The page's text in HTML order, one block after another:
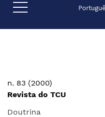
Ir para o menu de
Ir para o conteúdo principal
Ir para o rodapé Idioma
n. 83 (2000)
Revista do TCU
Doutrina